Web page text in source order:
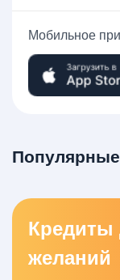
Мобильное
желаний